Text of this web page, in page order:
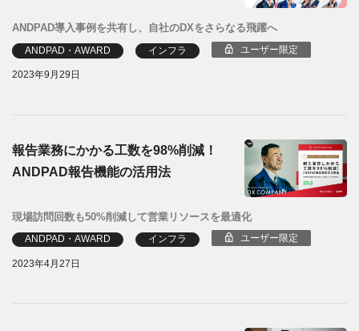
ANDPAD導入事例を共有し、自社のDXをさらなる飛躍へ
ANDPAD・AWARD インフラ ユーザー限定
2023年9月29日
報告業務にかかる工数を98%削減！
ANDPAD報告機能の活用法
現場訪問回数も50%削減して営業リソースを最適化
ANDPAD・AWARD インフラ ユーザー限定
2023年4月27日